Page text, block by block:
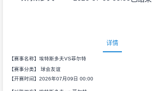
详情
【赛事名称】埃特斯多夫VS菲尔特
【赛事分类】 球会友谊
【开赛时间】2026年07月09日 00:00